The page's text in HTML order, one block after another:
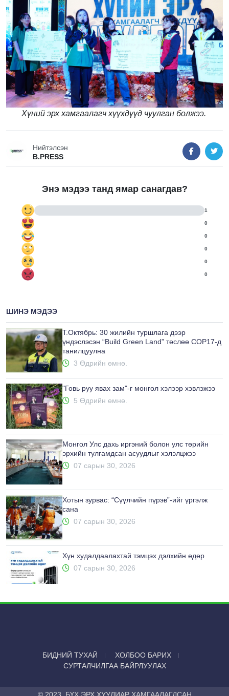
Хүний эрх хамгаалагч хүүхдүүд чуулган болжээ.
Нийтэлсэн
B.PRESS
Энэ мэдээ танд ямар санагдав?
1
0
0
0
0
0
ШИНЭ МЭДЭЭ
Т.Октябрь: 30 жилийн туршлага дээр
үндэслэсэн “Build Green Land” төслөө COP17-д
танилцуулна
3 Өдрийн өмнө.
"Говь руу явах зам"-г монгол хэлээр хэвлэжээ
5 Өдрийн өмнө.
Монгол Улс дахь иргэний болон улс төрийн
эрхийн тулгамдсан асуудлыг хэлэлцжээ
07 сарын 30, 2026
Хотын зурвас: “Сүүлчийн пүрэв”-ийг үргэлж
сана
07 сарын 30, 2026
Хүн худалдаалахтай тэмцэх дэлхийн өдөр
07 сарын 30, 2026
БИДНИЙ ТУХАЙ
ХОЛБОО БАРИХ
СУРТАЛЧИЛГАА БАЙРЛУУЛАХ